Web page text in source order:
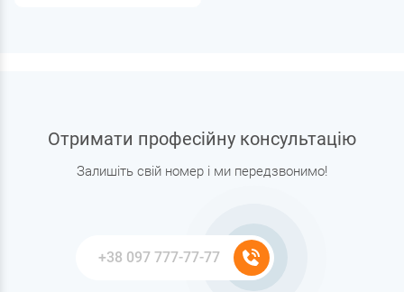
Отримати професійну консультацію
Залишіть свій номер і ми передзвонимо!